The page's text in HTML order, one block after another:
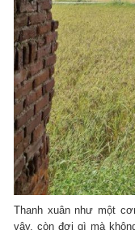
Thanh xuân như một
vậy, còn đợi gì mà